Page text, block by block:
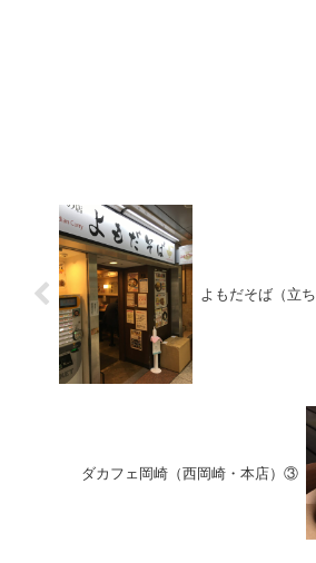
よもだそば（立ち
ダカフェ岡崎（西岡崎・本店）③